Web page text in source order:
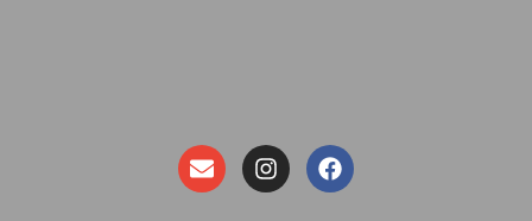
E
n
I
n
F
a